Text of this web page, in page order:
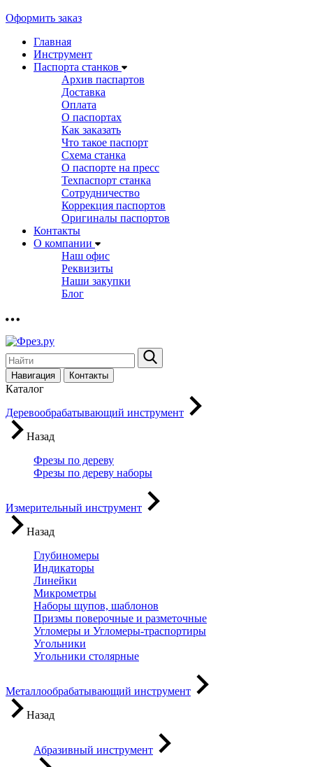
Оформить заказ
Главная
Инструмент
Паспорта станков
Архив паспартов
Доставка
Оплата
О паспортах
Как заказать
Что такое паспорт
Схема станка
О паспорте на пресс
Техпаспорт станка
Сотрудничество
Коррекция паспортов
Оригиналы паспортов
Контакты
О компании
Наш офис
Реквизиты
Наши закупки
Блог
Навигация Контакты
Каталог
Деревообрабатывающий инструмент
Назад
Фрезы по дереву
Фрезы по дереву наборы
Измерительный инструмент
Назад
Глубиномеры
Индикаторы
Линейки
Микрометры
Наборы щупов, шаблонов
Призмы поверочные и разметочные
Угломеры и Угломеры-траспортиры
Угольники
Угольники столярные
Металлообрабатывающий инструмент
Назад
Абразивный инструмент